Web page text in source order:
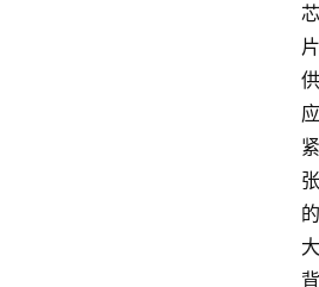
芯
片
供
应
紧
张
的
大
背